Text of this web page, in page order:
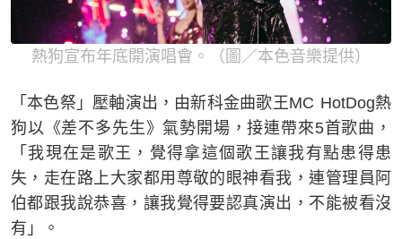
熱狗宣布年底開演唱會。（圖／本色音樂提供）
「本色祭」壓軸演出，由新科金曲歌王MC HotDog熱
狗以《差不多先生》氣勢開場，接連帶來5首歌曲，
「我現在是歌王，覺得拿這個歌王讓我有點患得患
失，走在路上大家都用尊敬的眼神看我，連管理員阿
伯都跟我說恭喜，讓我覺得要認真演出，不能被看沒
有」。